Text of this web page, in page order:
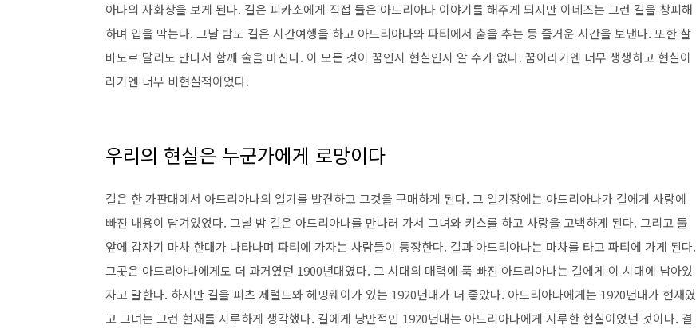
아나의 자화상을 보게 된다. 길은 피카소에게 직접 들은 아드리아나 이야기를 해주게 되지만 이네즈는 그런 길을 창피해
하며 입을 막는다. 그날 밤도 길은 시간여행을 하고 아드리아나와 파티에서 춤을 추는 등 즐거운 시간을 보낸다. 또한 살
바도르 달리도 만나서 함께 술을 마신다. 이 모든 것이 꿈인지 현실인지 알 수가 없다. 꿈이라기엔 너무 생생하고 현실이
라기엔 너무 비현실적이었다.
우리의 현실은 누군가에게 로망이다
길은 한 가판대에서 아드리아나의 일기를 발견하고 그것을 구매하게 된다. 그 일기장에는 아드리아나가 길에게 사랑에
빠진 내용이 담겨있었다. 그날 밤 길은 아드리아나를 만나러 가서 그녀와 키스를 하고 사랑을 고백하게 된다. 그리고 둘
앞에 갑자기 마차 한대가 나타나며 파티에 가자는 사람들이 등장한다. 길과 아드리아나는 마차를 타고 파티에 가게 된다.
그곳은 아드리아나에게도 더 과거였던 1900년대였다. 그 시대의 매력에 푹 빠진 아드리아나는 길에게 이 시대에 남아있
자고 말한다. 하지만 길을 피츠 제럴드와 헤밍웨이가 있는 1920년대가 더 좋았다. 아드리아나에게는 1920년대가 현재였
고 그녀는 그런 현재를 지루하게 생각했다. 길에게 낭만적인 1920년대는 아드리아나에게 지루한 현실이었던 것이다. 결